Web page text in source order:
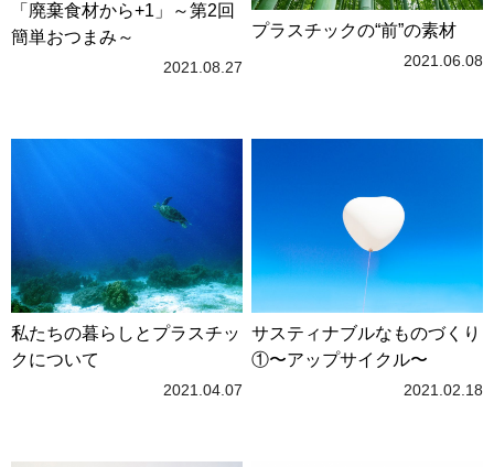
「廃棄食材から+1」～第2回
簡単おつまみ～
2021.08.27
プラスチックの“前”の素材
2021.06.08
私たちの暮らしとプラスチッ
クについて
2021.04.07
サスティナブルなものづくり
①〜アップサイクル〜
2021.02.18